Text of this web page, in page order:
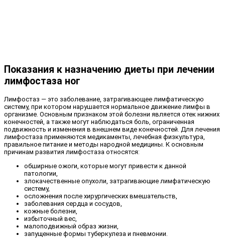
Показания к назначению диеты при лечении
лимфостаза ног
Лимфостаз — это заболевание, затрагивающее лимфатическую
систему, при котором нарушается нормальное движение лимфы в
организме. Основным признаком этой болезни является отек нижних
конечностей, а также могут наблюдаться боль, ограниченная
подвижность и изменения в внешнем виде конечностей. Для лечения
лимфостаза применяются медикаменты, лечебная физкультура,
правильное питание и методы народной медицины. К основным
причинам развития лимфостаза относятся:
обширные ожоги, которые могут привести к данной
патологии,
злокачественные опухоли, затрагивающие лимфатическую
систему,
осложнения после хирургических вмешательств,
заболевания сердца и сосудов,
кожные болезни,
избыточный вес,
малоподвижный образ жизни,
запущенные формы туберкулеза и пневмонии.